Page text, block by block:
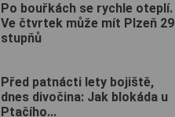
Po bouřkách se rychle oteplí.
Ve čtvrtek může mít Plzeň 29
stupňů
Před patnácti lety bojiště,
dnes divočina: Jak blokáda u
Ptačího...